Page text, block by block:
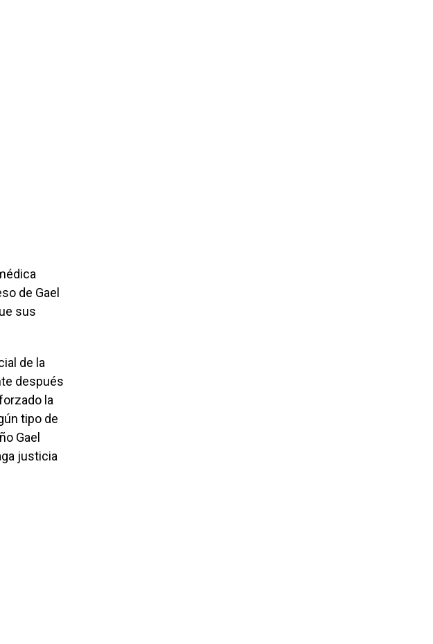
de Gael
sus
de la
después
la
tipo de
Gael
justicia